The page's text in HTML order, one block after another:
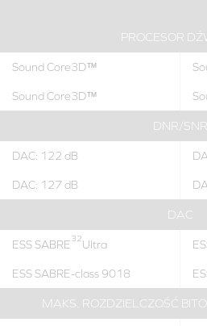
PROCESOR
Sound Core3D™
Sound Core3D™
DNR/SNR
DAC: 122 dB
DAC: 127 dB
DAC
ESS SABRE32Ultra
ESS SABRE-class 9018
MAKS. ROZDZIELCZOŚĆ